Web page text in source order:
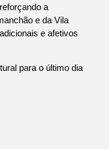
a
e da Vila
e afetivos
para o último dia